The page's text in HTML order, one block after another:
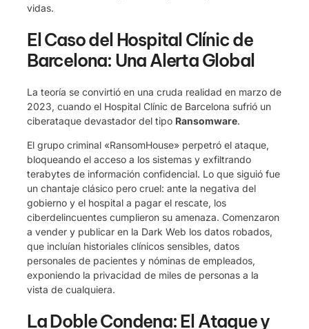
vidas.
El Caso del Hospital Clínic de
Barcelona: Una Alerta Global
La teoría se convirtió en una cruda realidad en marzo de
2023, cuando el Hospital Clínic de Barcelona sufrió un
ciberataque devastador del tipo Ransomware.
El grupo criminal «RansomHouse» perpetró el ataque,
bloqueando el acceso a los sistemas y exfiltrando
terabytes de información confidencial. Lo que siguió fue
un chantaje clásico pero cruel: ante la negativa del
gobierno y el hospital a pagar el rescate, los
ciberdelincuentes cumplieron su amenaza. Comenzaron
a vender y publicar en la Dark Web los datos robados,
que incluían historiales clínicos sensibles, datos
personales de pacientes y nóminas de empleados,
exponiendo la privacidad de miles de personas a la
vista de cualquiera.
La Doble Condena: El Ataque y